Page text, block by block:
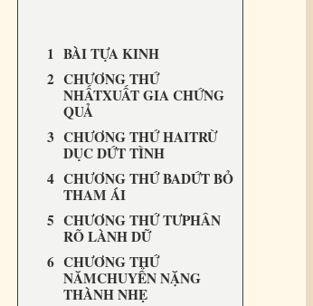
BÀI TỰA KINH
CHƯƠNG THỨ
NHẤTXUẤT GIA CHỨNG
QUẢ
CHƯƠNG THỨ HAITRỪ
DỤC DỨT TÌNH
CHƯƠNG THỨ BADỨT BỎ
THAM ÁI
CHƯƠNG THỨ TƯPHÂN
RÕ LÀNH DỮ
CHƯƠNG THỨ
NĂMCHUYỂN NẶNG
THÀNH NHẸ